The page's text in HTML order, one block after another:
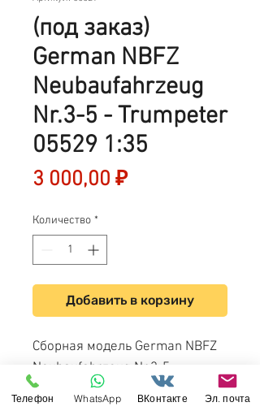
(под заказ)
German NBFZ
Neubaufahrzeug
Nr.3-5 - Trumpeter
05529 1:35
3 000,00 ₽Цена
Количество *
Добавить в корзину
Сборная модель German NBFZ
Neubaufahrzeug Nr.3-5 -
Trumpeter 05529 1:35
Телефон WhatsApp ВКонтакте Эл. почта